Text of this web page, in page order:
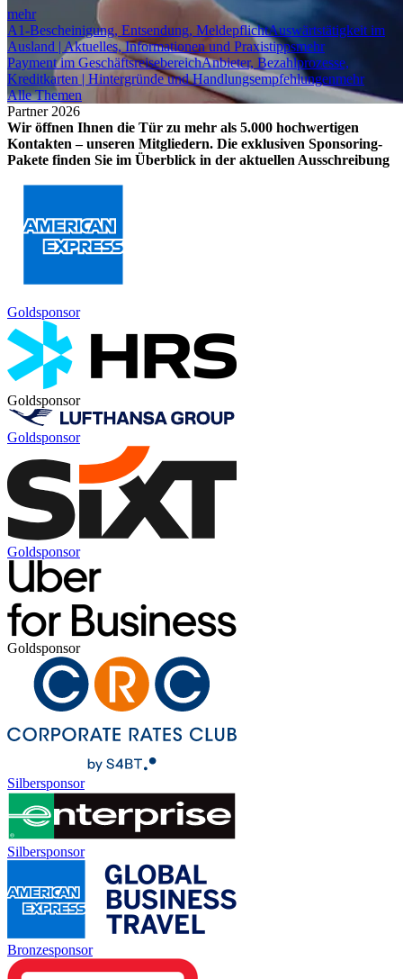
mehr
A1-Bescheinigung, Entsendung, MeldepflichtAuswärtstätigkeit im
Ausland | Aktuelles, Informationen und Praxistippsmehr
Payment im GeschäftsreisebereichAnbieter, Bezahlprozesse,
Kreditkarten | Hintergründe und Handlungsempfehlungenmehr
Alle Themen
Partner 2026
Wir öffnen Ihnen die Tür zu mehr als 5.000 hochwertigen
Kontakten – unseren Mitgliedern. Die exklusiven Sponsoring-
Pakete finden Sie im Überblick in der aktuellen Ausschreibung
Goldsponsor
Goldsponsor
Goldsponsor
Goldsponsor
Goldsponsor
Silbersponsor
Silbersponsor
Bronzesponsor